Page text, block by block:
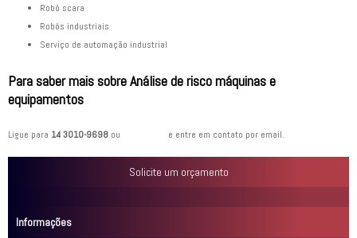
robô scara
robôs industriais
serviço de automação industrial
Para saber mais sobre Análise de risco máquinas e
equipamentos
Ligue para 14 3010-9698 ou e entre em contato por email.
Solicite um orçamento
Informações